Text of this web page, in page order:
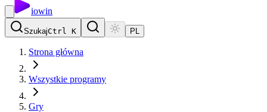
iowin
SzukajCtrl K PL
Strona główna
Wszystkie programy
Gry